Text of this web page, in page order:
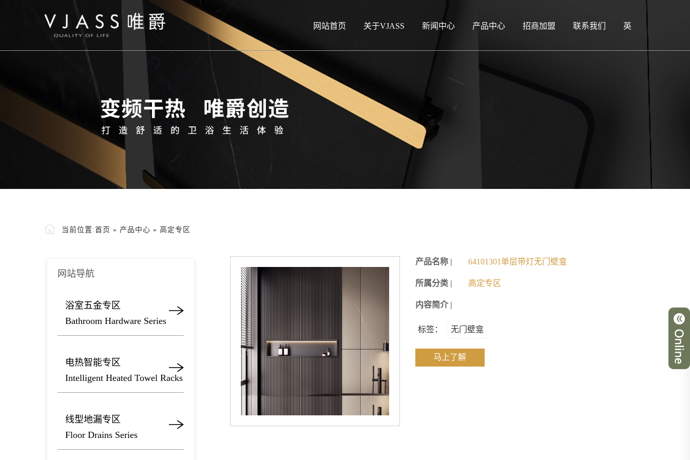
网站首页 关于VJASS 新闻中心 产品中心 招商加盟 联系我们 英
当前位置:首页 » 产品中心 » 高定专区
网站导航
浴室五金专区
Bathroom Hardware Series
电热智能专区
Intelligent Heated Towel Racks
线型地漏专区
Floor Drains Series
产品名称 | 64101301单层带灯无门壁龛
所属分类 | 高定专区
内容简介 |
标签： 无门壁龛
马上了解